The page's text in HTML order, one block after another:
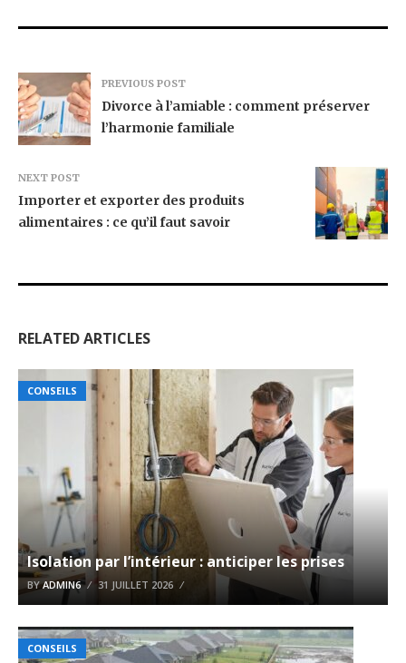
PREVIOUS POST
Divorce à l’amiable : comment préserver
l’harmonie familiale
NEXT POST
Importer et exporter des produits
alimentaires : ce qu’il faut savoir
RELATED ARTICLES
CONSEILS
Isolation par l’intérieur : anticiper les prises
BYADMIN6 31 JUILLET 2026
CONSEILS